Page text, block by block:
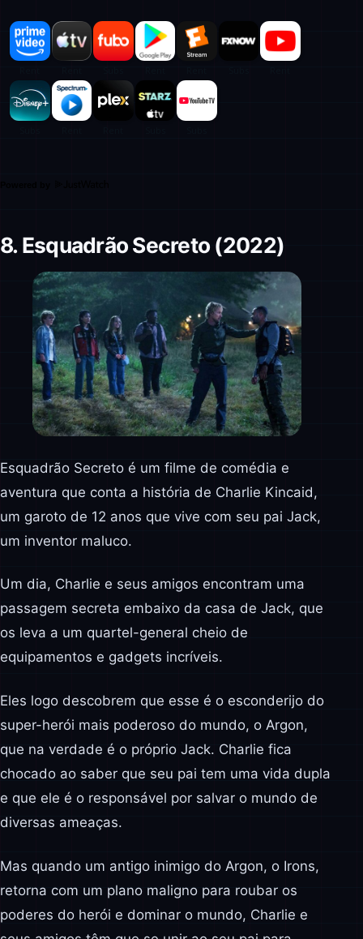
8. Esquadrão Secreto (2022)
Esquadrão Secreto é um filme de comédia e
aventura que conta a história de Charlie Kincaid,
um garoto de 12 anos que vive com seu pai Jack,
um inventor maluco.
Um dia, Charlie e seus amigos encontram uma
passagem secreta embaixo da casa de Jack, que
os leva a um quartel-general cheio de
equipamentos e gadgets incríveis.
Eles logo descobrem que esse é o esconderijo do
super-herói mais poderoso do mundo, o Argon,
que na verdade é o próprio Jack. Charlie fica
chocado ao saber que seu pai tem uma vida dupla
e que ele é o responsável por salvar o mundo de
diversas ameaças.
Mas quando um antigo inimigo do Argon, o Irons,
retorna com um plano maligno para roubar os
poderes do herói e dominar o mundo, Charlie e